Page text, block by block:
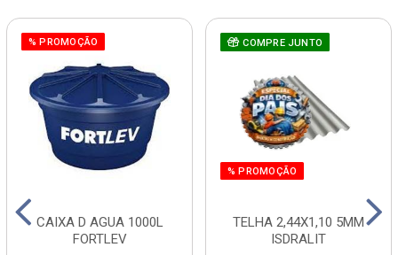
% PROMOÇÃO
CAIXA D AGUA 1000L
FORTLEV
COMPRE JUNTO
% PROMOÇÃO
TELHA 2,44X1,10 5MM
ISDRALIT